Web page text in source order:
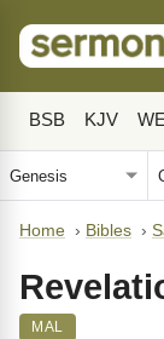
BSB KJV
Home › Bibles ›
MAL